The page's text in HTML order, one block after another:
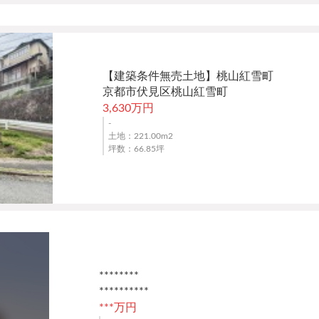
【建築条件無売土地】桃山紅雪町
京都市伏見区桃山紅雪町
3,630万円
-
土地：221.00m2
坪数：66.85坪
********
**********
***万円